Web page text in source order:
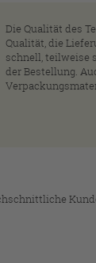
Die Qualität des
Qualität, die
schnell, teilweise
der Bestellung.